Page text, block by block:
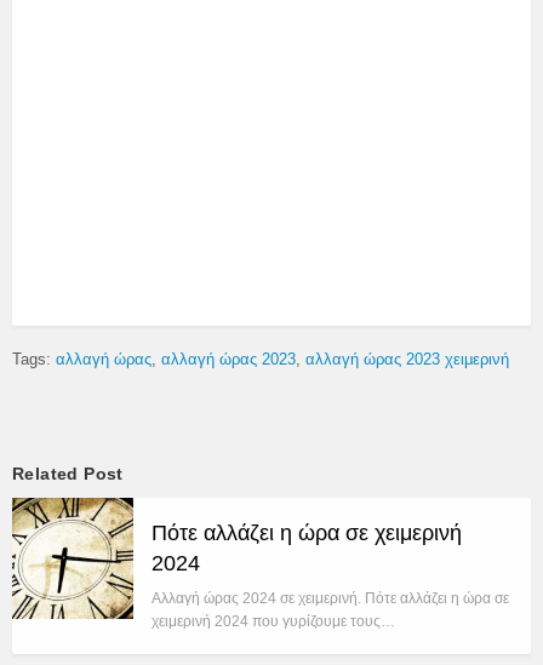
Tags: αλλαγή ώρας αλλαγή ώρας 2023 αλλαγή ώρας 2023 χειμερινή
Related Post
Πότε αλλάζει η ώρα σε χειμερινή
2024
Αλλαγή ώρας 2024 σε χειμερινή. Πότε αλλάζει η ώρα σε
χειμερινή 2024 που γυρίζουμε τους…